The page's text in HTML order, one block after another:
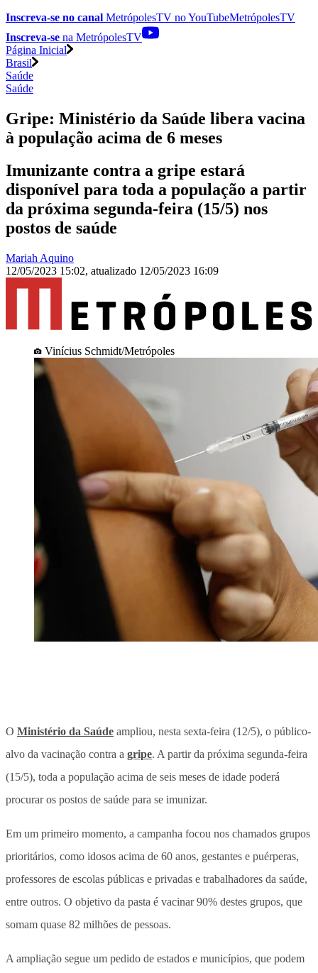
Inscreva-se no canal MetrópolesTV noYouTubeMetrópolesTV
Inscreva-se na MetrópolesTV
Página Inicial
Brasil
Saúde
Saúde
Gripe: Ministério da Saúde libera vacina
à população acima de 6 meses
Imunizante contra a gripe estará
disponível para toda a população a partir
da próxima segunda-feira (15/5) nos
postos de saúde
Mariah Aquino
12/05/2023 15:02, atualizado 12/05/2023 16:09
Vinícius Schmidt/Metrópoles
O Ministério da Saúde ampliou, nesta sexta-feira (12/5), o público-
alvo da vacinação contra a gripe. A partir da próxima segunda-feira
(15/5), toda a população acima de seis meses de idade poderá
procurar os postos de saúde para se imunizar.
Em um primeiro momento, a campanha focou nos chamados grupos
prioritários, como idosos acima de 60 anos, gestantes e puérperas,
professores de escolas públicas e privadas e trabalhadores da saúde,
entre outros. O objetivo da pasta é vacinar 90% destes grupos, que
somam quase 82 milhões de pessoas.
A ampliação segue um pedido de estados e municípios, que podem